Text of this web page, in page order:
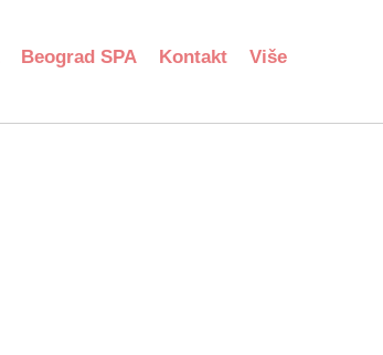
Beograd SPA Kontakt Više